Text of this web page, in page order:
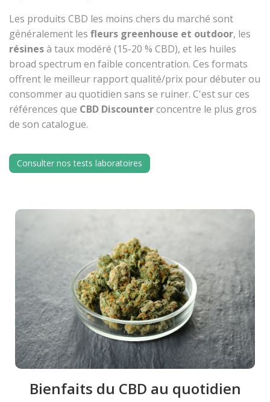
Les produits CBD les moins chers du marché sont
généralement les fleurs greenhouse et outdoor, les
résinesà taux modéré (15-20 % CBD), et les huiles
broad spectrum en faible concentration. Ces formats
offrent le meilleur rapport qualité/prix pour débuter ou
consommer au quotidien sans se ruiner. C'est sur ces
références que CBD Discounterconcentre le plus gros
de son catalogue.
Consulter nos tests laboratoires
Bienfaits du CBD au quotidien